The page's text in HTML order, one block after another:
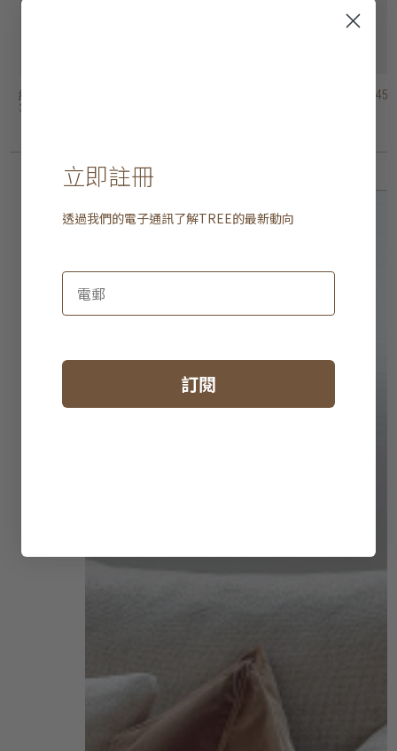
紅陶碗形花盆
3 選項
HK$245
紅陶錐形花盆
9 選項
HK$175
紅陶條紋花盆 HK$425
紅陶羅紋花盆
2 選項
HK$395
紅陶棱紋裝飾碗 HK$595
紅陶條紋花盆 HK$475
紅陶圓形質樸花盆 HK$575
紅陶錐形花盆 - 連底盤
3 選項
HK$295
紅陶兩色圓柱花盆
2 選項
HK$245
紅陶薑罐形花瓶 HK$495
立即註冊
透過我們的電子通訊了解TREE的最新動向
訂閱